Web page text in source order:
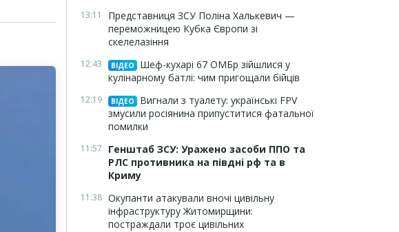
13:11
Представниця ЗСУ Поліна Халькевич —
переможницею Кубка Європи зі
скелелазіння
12:43 ВІДЕО
Шеф-кухарі 67 ОМБр зійшлися у
кулінарному батлі: чим пригощали бійців
12:19 ВІДЕО
Вигнали з туалету: українські FPV
змусили росіянина припуститися фатальної
помилки
11:57
Генштаб ЗСУ: Уражено засоби ППО та
РЛС противника на півдні рф та в
Криму
11:38 Окупанти атакували вночі цивільну
інфраструктуру Житомирщини:
постраждали троє цивільних